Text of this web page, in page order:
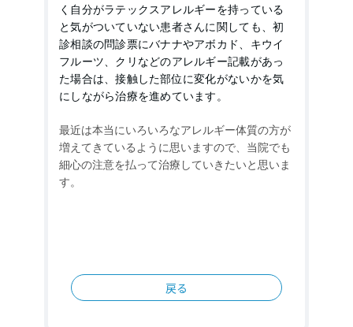
く自分がラテックスアレルギーを持っている
と気がついていない患者さんに関しても、初
診相談の問診票にバナナやアボカド、キウイ
フルーツ、クリなどのアレルギー記載があっ
た場合は、接触した部位に変化がないかを気
にしながら治療を進めています。
最近は本当にいろいろなアレルギー体質の方が
増えてきているように思いますので、当院でも
細心の注意を払って治療していきたいと思いま
す。
戻る